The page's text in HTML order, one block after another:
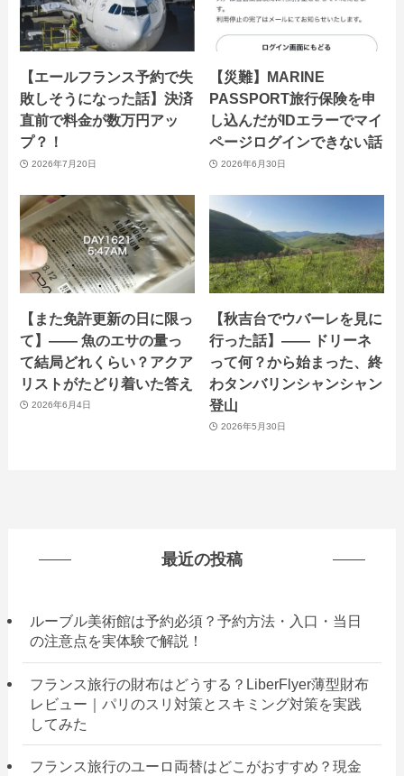
【エールフランス予約で失
敗しそうになった話】決済
直前で料金が数万円アッ
プ？！
2026年7月20日
【災難】MARINE
PASSPORT旅行保険を申
し込んだがIDエラーでマイ
ページログインできない話
2026年6月30日
【また免許更新の日に限っ
て】—— 魚のエサの量っ
て結局どれくらい？アクア
リストがたどり着いた答え
2026年6月4日
【秋吉台でウバーレを見に
行った話】—— ドリーネ
って何？から始まった、終
わタンバリンシャンシャン
登山
2026年5月30日
最近の投稿
ルーブル美術館は予約必須？予約方法・入口・当日
の注意点を実体験で解説！
フランス旅行の財布はどうする？LiberFlyer薄型財布
レビュー｜パリのスリ対策とスキミング対策を実践
してみた
フランス旅行のユーロ両替はどこがおすすめ？現金